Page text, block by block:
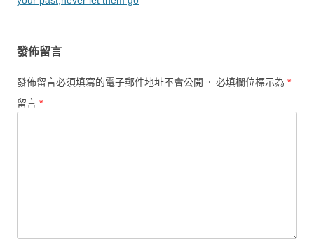
發佈留言
發佈留言必須填寫的電子郵件地址不會公開。 必填欄位標示為 *
留言 *